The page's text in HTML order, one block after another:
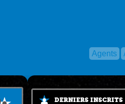
Agents
DERNIERS INSCRITS